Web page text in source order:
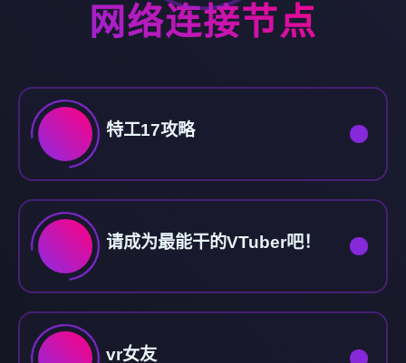
网络连接节点
特工17攻略
请成为最能干的VTuber吧！
vr女友